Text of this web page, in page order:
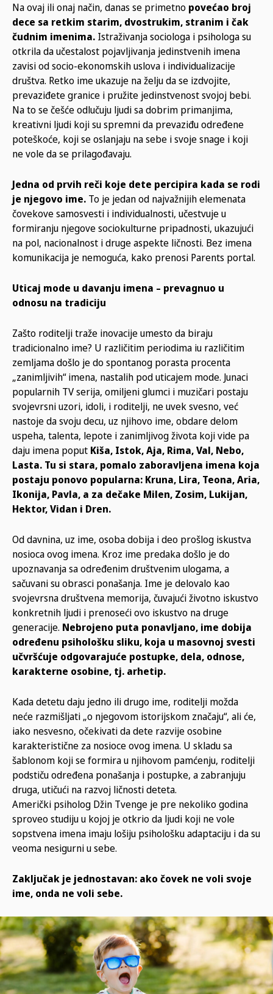
Na ovaj ili onaj način, danas se primetno povećao broj
dece sa retkim starim, dvostrukim, stranim i čak
čudnim imenima. Istraživanja sociologa i psihologa su
otkrila da učestalost pojavljivanja jedinstvenih imena
zavisi od socio-ekonomskih uslova i individualizacije
društva. Retko ime ukazuje na želju da se izdvojite,
prevaziđete granice i pružite jedinstvenost svojoj bebi.
Na to se češće odlučuju ljudi sa dobrim primanjima,
kreativni ljudi koji su spremni da prevaziđu određene
poteškoće, koji se oslanjaju na sebe i svoje snage i koji
ne vole da se prilagođavaju.
Jedna od prvih reči koje dete percipira kada se rodi
je njegovo ime. To je jedan od najvažnijih elemenata
čovekove samosvesti i individualnosti, učestvuje u
formiranju njegove sociokulturne pripadnosti, ukazujući
na pol, nacionalnost i druge aspekte ličnosti. Bez imena
komunikacija je nemoguća, kako prenosi Parents portal.
Uticaj mode u davanju imena – prevagnuo u
odnosu na tradiciju
Zašto roditelji traže inovacije umesto da biraju
tradicionalno ime? U različitim periodima iu različitim
zemljama došlo je do spontanog porasta procenta
„zanimljivih“ imena, nastalih pod uticajem mode. Junaci
popularnih TV serija, omiljeni glumci i muzičari postaju
svojevrsni uzori, idoli, i roditelji, ne uvek svesno, već
nastoje da svoju decu, uz njihovo ime, obdare delom
uspeha, talenta, lepote i zanimljivog života koji vide pa
daju imena poput Kiša, Istok, Aja, Rima, Val, Nebo,
Lasta. Tu si stara, pomalo zaboravljena imena koja
postaju ponovo popularna: Kruna, Lira, Teona, Aria,
Ikonija, Pavla, a za dečake Milen, Zosim, Lukijan,
Hektor, Vidan i Dren.
Od davnina, uz ime, osoba dobija i deo prošlog iskustva
nosioca ovog imena. Kroz ime predaka došlo je do
upoznavanja sa određenim društvenim ulogama, a
sačuvani su obrasci ponašanja. Ime je delovalo kao
svojevrsna društvena memorija, čuvajući životno iskustvo
konkretnih ljudi i prenoseći ovo iskustvo na druge
generacije. Nebrojeno puta ponavljano, ime dobija
određenu psihološku sliku, koja u masovnoj svesti
učvršćuje odgovarajuće postupke, dela, odnose,
karakterne osobine, tj. arhetip.
Kada detetu daju jedno ili drugo ime, roditelji možda
neće razmišljati „o njegovom istorijskom značaju“, ali će,
iako nesvesno, očekivati da dete razvije osobine
karakteristične za nosioce ovog imena. U skladu sa
šablonom koji se formira u njihovom pamćenju, roditelji
podstiču određena ponašanja i postupke, a zabranjuju
druga, utičući na razvoj ličnosti deteta.
Američki psiholog Džin Tvenge je pre nekoliko godina
sproveo studiju u kojoj je otkrio da ljudi koji ne vole
sopstvena imena imaju lošiju psihološku adaptaciju i da su
veoma nesigurni u sebe.
Zaključak je jednostavan: ako čovek ne voli svoje
ime, onda ne voli sebe.